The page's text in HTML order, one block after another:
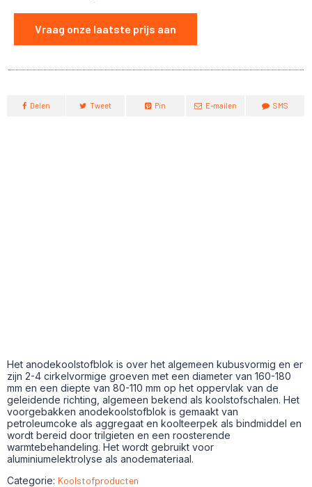
Vraag onze laatste prijs aan
Delen Tweet Pin E-mailen SMS
Het anodekoolstofblok is over het algemeen kubusvormig en er
zijn 2-4 cirkelvormige groeven met een diameter van 160-180
mm en een diepte van 80-110 mm op het oppervlak van de
geleidende richting, algemeen bekend als koolstofschalen. Het
voorgebakken anodekoolstofblok is gemaakt van
petroleumcoke als aggregaat en koolteerpek als bindmiddel en
wordt bereid door trilgieten en een roosterende
warmtebehandeling. Het wordt gebruikt voor
aluminiumelektrolyse als anodemateriaal.
Categorie: Koolstofproducten